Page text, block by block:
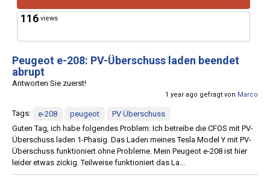
116 views
Peugeot e-208: PV-Überschuss laden beendet
abrupt
Antworten Sie zuerst!
1 year ago gefragt von Marco
Tags: e-208 peugeot
PV Überschuss
Guten Tag, ich habe folgendes Problem: Ich betreibe die CFOS mit PV-
Überschuss laden 1-Phasig. Das Laden meines Tesla Model Y mit PV-
Überschuss funktioniert ohne Probleme. Mein Peugeot e-208 ist hier
leider etwas zickig. Teilweise funktioniert das La...